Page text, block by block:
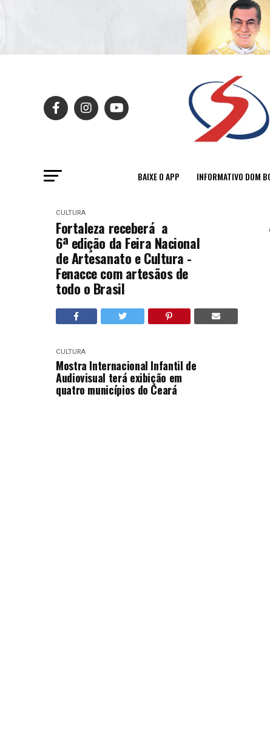
BAIXE O APP INFORMATIVO DOM
CULTURA
Fortaleza receberá a
6ª edição da Feira Nacional
de Artesanato e Cultura -
Fenacce com artesãos de
todo o Brasil
CULTURA
Mostra Internacional Infantil de
Audiovisual terá exibição em
quatro municípios do Ceará